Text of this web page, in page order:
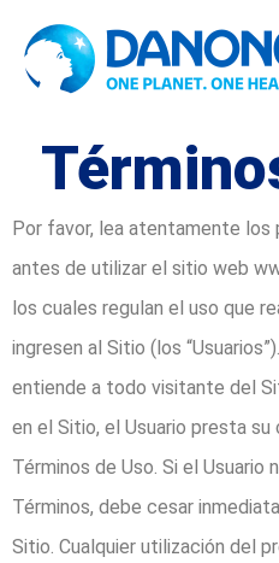
contenido
Por favor, lea atentamente los
antes de utilizar el sitio web
los cuales regulan el uso que
ingresen al Sitio (los
entiende a todo visitante del
en el Sitio, el Usuario presta
Términos de Uso. Si el
Términos, debe cesar
Sitio. Cualquier utilización del
Facebook
Instagram